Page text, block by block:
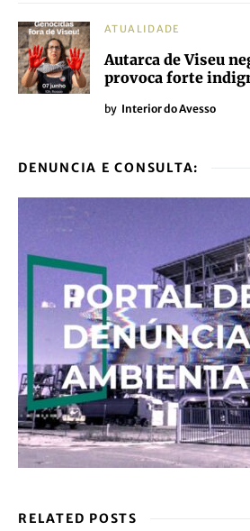
ATUALIDADE
Autarca de Viseu
provoca forte
by Interior do Avesso
DENUNCIA E CONSULTA:
RELATED POSTS